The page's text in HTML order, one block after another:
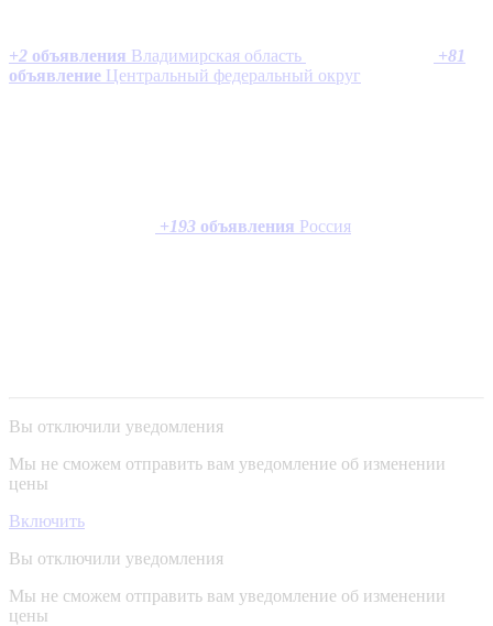
+2 объявления Владимирская область +81
объявление Центральный федеральный округ
+193 объявления Россия
Вы отключили уведомления
Мы не сможем отправить вам уведомление об изменении
цены
Включить
Вы отключили уведомления
Мы не сможем отправить вам уведомление об изменении
цены